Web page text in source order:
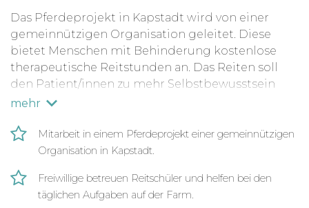
Das Pferdeprojekt in Kapstadt wird von einer
gemeinnützigen Organisation geleitet. Diese
bietet Menschen mit Behinderung kostenlose
therapeutische Reitstunden an. Das Reiten soll
den Patient/innen zu mehr Selbstbewusstsein
und Wohlbefinden verhelfen. Als Volunteer wirkst
Pferdepflege und Wartungsaufgaben mit.
Volunteering für Menschen mit
Behinderung
Deine Einsatzstelle befindet sich direkt in
mehr
Mitarbeit in einem Pferdeprojekt einer gemeinnützigen
Organisation in Kapstadt.
Freiwillige betreuen Reitschüler und helfen bei den
täglichen Aufgaben auf der Farm.